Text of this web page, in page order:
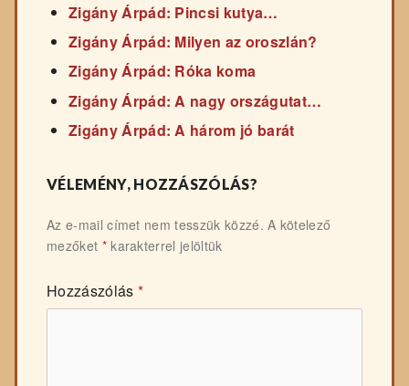
Zigány Árpád: Pincsi kutya…
Zigány Árpád: Milyen az oroszlán?
Zigány Árpád: Róka koma
Zigány Árpád: A nagy országutat…
Zigány Árpád: A három jó barát
VÉLEMÉNY, HOZZÁSZÓLÁS?
Az e-mail címet nem tesszük közzé. A kötelező
mezőket *karakterrel jelöltük
Hozzászólás *